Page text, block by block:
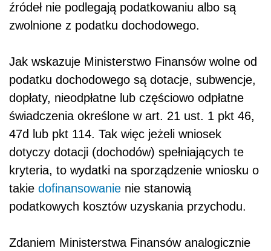
źródeł nie podlegają podatkowaniu albo są
zwolnione z podatku dochodowego.
Jak wskazuje Ministerstwo Finansów wolne od
podatku dochodowego są dotacje, subwencje,
dopłaty, nieodpłatne lub częściowo odpłatne
świadczenia określone w art. 21 ust. 1 pkt 46,
47d lub pkt 114. Tak więc jeżeli wniosek
dotyczy dotacji (dochodów) spełniających te
kryteria, to wydatki na sporządzenie wniosku o
takie dofinansowanie nie stanowią
podatkowych kosztów uzyskania przychodu.
Zdaniem Ministerstwa Finansów analogicznie